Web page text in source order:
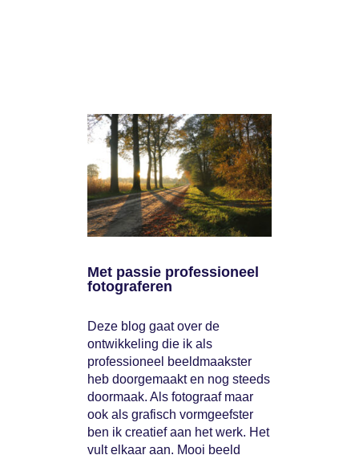
Met passie professioneel
fotograferen
Deze blog gaat over de
ontwikkeling die ik als
professioneel beeldmaakster
heb doorgemaakt en nog steeds
doormaak. Als fotograaf maar
ook als grafisch vormgeefster
ben ik creatief aan het werk. Het
vult elkaar aan. Mooi beeld